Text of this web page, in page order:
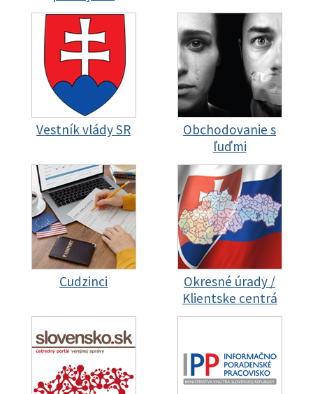
Vestník vlády SR
Obchodovanie s
ľuďmi
Cudzinci
Okresné úrady /
Klientske centrá